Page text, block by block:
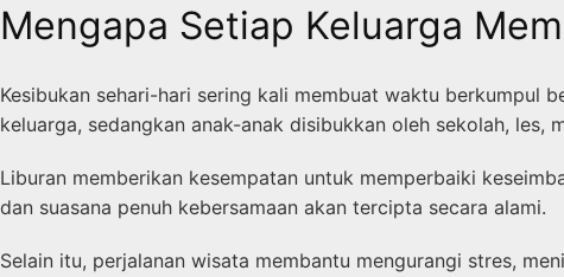
Mengapa Setiap Keluarga
Kesibukan sehari-hari sering kali membuat waktu berkumpul
keluarga, sedangkan anak-anak disibukkan oleh sekolah, les,
Liburan memberikan kesempatan untuk memperbaiki
dan suasana penuh kebersamaan akan tercipta secara alami.
Selain itu, perjalanan wisata membantu mengurangi stres,